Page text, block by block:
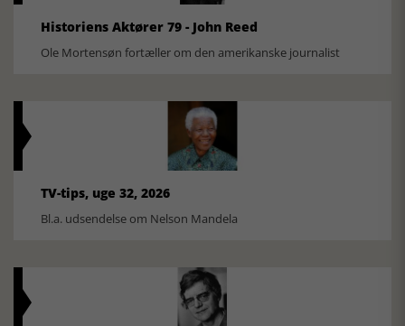
Historiens Aktører 79 - John Reed
Ole Mortensøn fortæller om den amerikanske journalist
TV-tips, uge 32, 2026
Bl.a. udsendelse om Nelson Mandela